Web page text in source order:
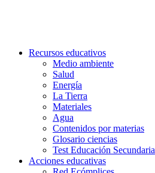
Recursos educativos
Medio ambiente
Salud
Energía
La Tierra
Materiales
Agua
Contenidos por materias
Glosario ciencias
Test Educación Secundaria
Acciones educativas